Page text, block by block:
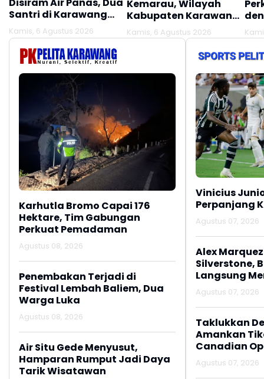
Santri di Karawang
Terluka Akibat Aksi
Oknum Linmas
Kamis, 6 Agustus 2026
Kemarau, Wilayah
Kabupaten Karawang
Kekeringan Makin
Meluas
Kamis, 6 Agustus 2026
Karhutla Bromo Capai 176
Hektare, Tim Gabungan
Perkuat Pemadaman
Agustus 08, 2026
Penembakan Terjadi di
Festival Lembah Baliem, Dua
Warga Luka
Agustus 08, 2026
Air Situ Gede Menyusut,
Hamparan Rumput Jadi Daya
Tarik Wisatawan
Vinicius
Perpanjang
Agustus 07, 2026
Alex
Silverstone,
Langsung
Agustus 07, 2026
Taklukkan
Amankan
Canadian
Agustus 07, 2026